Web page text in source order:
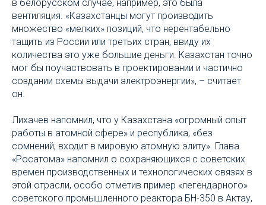
в белорусском случае, например, это была
вентиляция. «Казахстанцы могут производить
множество «мелких» позиций, что нерентабельно
тащить из России или третьих стран, ввиду их
количества это уже большие деньги. Казахстан точно
мог бы поучаствовать в проектировании и частично
создании схемы выдачи электроэнергии», – считает
он.
Лихачев напомнил, что у Казахстана «огромный опыт
работы в атомной сфере» и республика, «без
сомнений, входит в мировую атомную элиту». Глава
«Росатома» напомнил о сохраняющихся с советских
времен производственных и технологических связях в
этой отрасли, особо отметив пример «легендарного»
советского промышленного реактора БН-350 в Актау,